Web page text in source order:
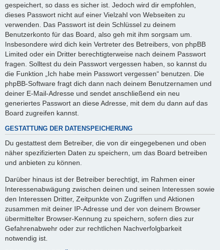
gespeichert, so dass es sicher ist. Jedoch wird dir empfohlen,
dieses Passwort nicht auf einer Vielzahl von Webseiten zu
verwenden. Das Passwort ist dein Schlüssel zu deinem
Benutzerkonto für das Board, also geh mit ihm sorgsam um.
Insbesondere wird dich kein Vertreter des Betreibers, von phpBB
Limited oder ein Dritter berechtigterweise nach deinem Passwort
fragen. Solltest du dein Passwort vergessen haben, so kannst du
die Funktion „Ich habe mein Passwort vergessen“ benutzen. Die
phpBB-Software fragt dich dann nach deinem Benutzernamen und
deiner E-Mail-Adresse und sendet anschließend ein neu
generiertes Passwort an diese Adresse, mit dem du dann auf das
Board zugreifen kannst.
GESTATTUNG DER DATENSPEICHERUNG
Du gestattest dem Betreiber, die von dir eingegebenen und oben
näher spezifizierten Daten zu speichern, um das Board betreiben
und anbieten zu können.
Darüber hinaus ist der Betreiber berechtigt, im Rahmen einer
Interessenabwägung zwischen deinen und seinen Interessen sowie
den Interessen Dritter, Zeitpunkte von Zugriffen und Aktionen
zusammen mit deiner IP-Adresse und der von deinem Browser
übermittelter Browser-Kennung zu speichern, sofern dies zur
Gefahrenabwehr oder zur rechtlichen Nachverfolgbarkeit
notwendig ist.